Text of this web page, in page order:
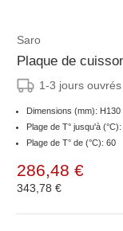
Saro
Plaque de
1-3 jours ouvrés
Dimensions (mm):
Plage de T° jusqu'à
Plage de T° de (°C): 60
286,48 €
343,78 €